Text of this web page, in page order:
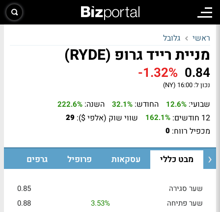
ראשי גלובל
מניית רייד גרופ (RYDE)
0.84
-1.32%
נכון ל: 16:00 (NY)
שבועי: 12.6% החודש: 32.1% השנה: 222.6%
12 חודשים: 162.1% שווי שוק (אלפי $): 29
מכפיל רווח: 0
מבט כללי עסקאות פרופיל גרפים
שער סגירה
0.85
שער פתיחה
3.53%
0.88